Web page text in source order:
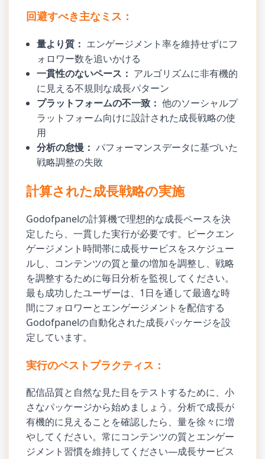
回避すべき主なミス：
量より質： エンゲージメント率を維持せずにフ
ォロワー数を追いかける
一貫性のないペース： アルゴリズムに非有機的
に見える不規則な成長パターン
プラットフォームの不一致： 他のソーシャルプ
ラットフォーム向けに設計された成長戦略の使
用
分析の怠慢： パフォーマンスデータに基づいた
戦略調整の失敗
計算された成長戦略の実施
Godofpanelの計算機で理想的な成長ペースを決
定したら、一貫した実行が必要です。ピークエン
ゲージメント時間帯に成長サービスをスケジュー
ルし、コンテンツの質と量の増加を調整し、戦略
を調整するために毎日分析を監視してください。
最も成功したユーザーは、1日を通して最適な時
間にフォロワーとエンゲージメントを配信する
Godofpanelの自動化された成長パッケージを設
定しています。
実行のベストプラクティス：
配信品質と自然な見た目をテストするために、小
さなパッケージから始めましょう。分析で成長が
有機的に見えることを確認したら、量を徐々に増
やしてください。常にコンテンツの質とエンゲー
ジメント習慣を維持してください—成長サービス